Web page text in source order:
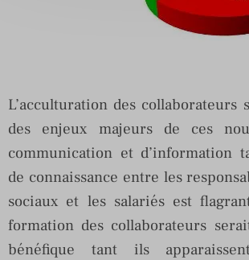
L’acculturation des collaborateurs
des enjeux majeurs de ces
communication et d’information
de connaissance entre les
sociaux et les salariés est
formation des collaborateurs
bénéfique tant ils